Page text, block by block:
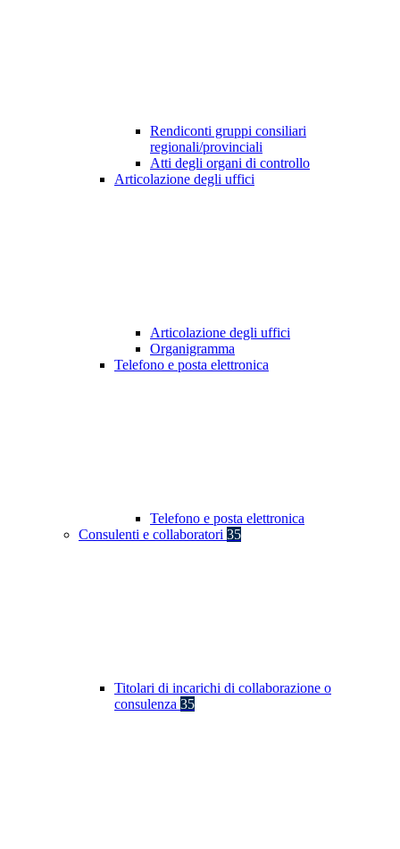
Rendiconti gruppi consiliari
regionali/provinciali
Atti degli organi di controllo
Articolazione degli uffici
Articolazione degli uffici
Organigramma
Telefono e posta elettronica
Telefono e posta elettronica
Consulenti e collaboratori 35
Titolari di incarichi di collaborazione o
consulenza 35